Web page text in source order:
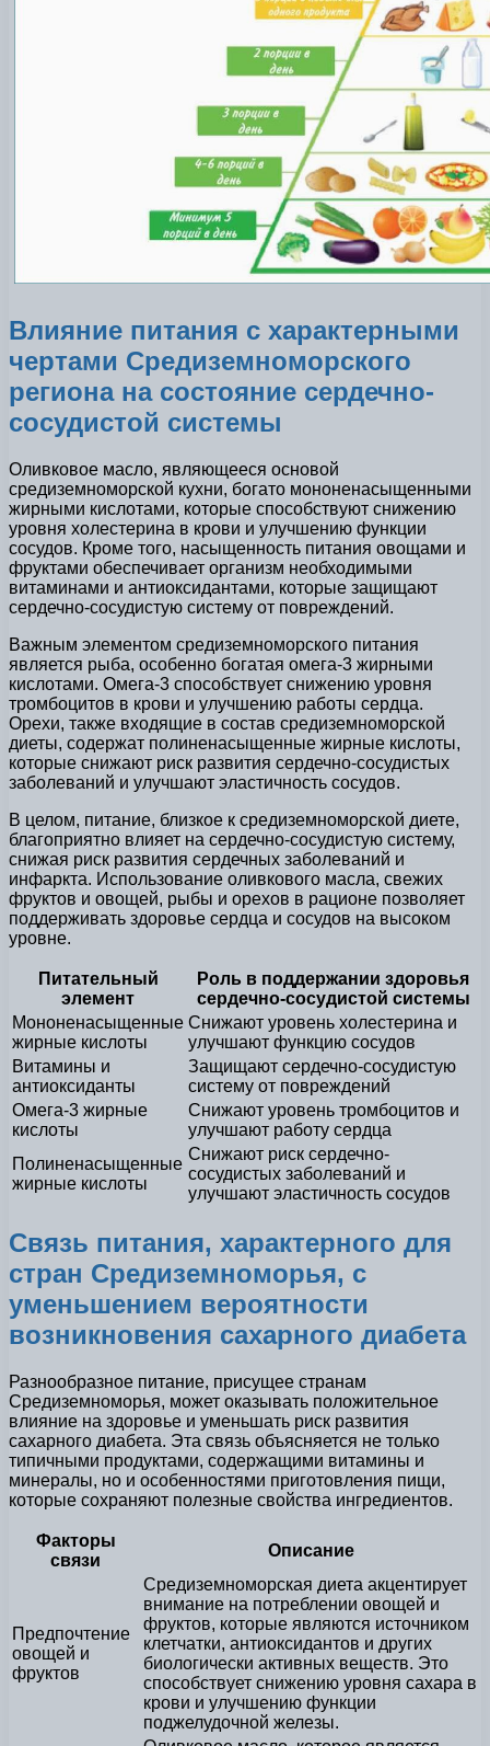
Влияние питания с характерными
чертами Средиземноморского
региона на состояние сердечно-
сосудистой системы
Оливковое масло, являющееся основой
средиземноморской кухни, богато мононенасыщенными
жирными кислотами, которые способствуют снижению
уровня холестерина в крови и улучшению функции
сосудов. Кроме того, насыщенность питания овощами и
фруктами обеспечивает организм необходимыми
витаминами и антиоксидантами, которые защищают
сердечно-сосудистую систему от повреждений.
Важным элементом средиземноморского питания
является рыба, особенно богатая омега-3 жирными
кислотами. Омега-3 способствует снижению уровня
тромбоцитов в крови и улучшению работы сердца.
Орехи, также входящие в состав средиземноморской
диеты, содержат полиненасыщенные жирные кислоты,
которые снижают риск развития сердечно-сосудистых
заболеваний и улучшают эластичность сосудов.
В целом, питание, близкое к средиземноморской диете,
благоприятно влияет на сердечно-сосудистую систему,
снижая риск развития сердечных заболеваний и
инфаркта. Использование оливкового масла, свежих
фруктов и овощей, рыбы и орехов в рационе позволяет
поддерживать здоровье сердца и сосудов на высоком
уровне.
Питательный
элемент
Роль в поддержании здоровья
сердечно-сосудистой системы
Мононенасыщенные
жирные кислоты
Снижают уровень холестерина и
улучшают функцию сосудов
Витамины и
антиоксиданты
Защищают сердечно-сосудистую
систему от повреждений
Омега-3 жирные
кислоты
Снижают уровень тромбоцитов и
улучшают работу сердца
Полиненасыщенные
жирные кислоты
Снижают риск сердечно-
сосудистых заболеваний и
улучшают эластичность сосудов
Связь питания, характерного для
стран Средиземноморья, с
уменьшением вероятности
возникновения сахарного диабета
Разнообразное питание, присущее странам
Средиземноморья, может оказывать положительное
влияние на здоровье и уменьшать риск развития
сахарного диабета. Эта связь объясняется не только
типичными продуктами, содержащими витамины и
минералы, но и особенностями приготовления пищи,
которые сохраняют полезные свойства ингредиентов.
Факторы
связи
Описание
Предпочтение
овощей и
фруктов
Средиземноморская диета акцентирует
внимание на потреблении овощей и
фруктов, которые являются источником
клетчатки, антиоксидантов и других
биологически активных веществ. Это
способствует снижению уровня сахара в
крови и улучшению функции
поджелудочной железы.